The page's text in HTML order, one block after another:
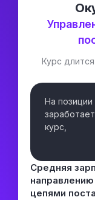
Курс длится
На позиции
курс,
Средняя
цепями